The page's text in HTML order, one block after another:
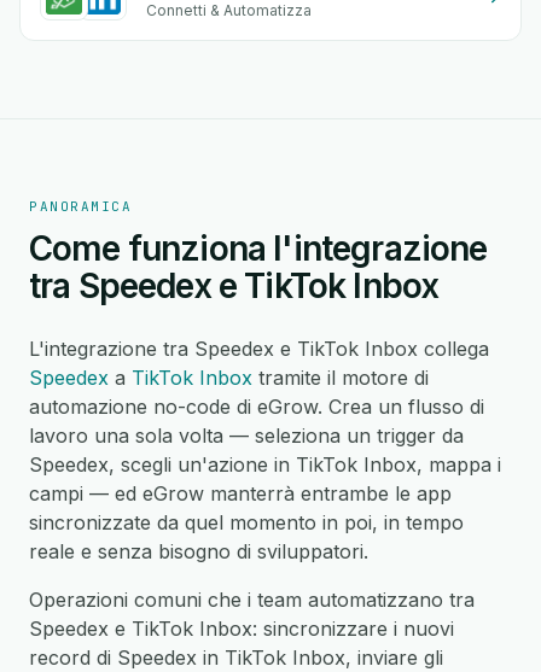
Connetti & Automatizza
PANORAMICA
Come funziona l'integrazione
tra Speedex e TikTok Inbox
L'integrazione tra Speedex e TikTok Inbox collega
Speedex a TikTok Inbox tramite il motore di
automazione no-code di eGrow. Crea un flusso di
lavoro una sola volta — seleziona un trigger da
Speedex, scegli un'azione in TikTok Inbox, mappa i
campi — ed eGrow manterrà entrambe le app
sincronizzate da quel momento in poi, in tempo
reale e senza bisogno di sviluppatori.
Operazioni comuni che i team automatizzano tra
Speedex e TikTok Inbox: sincronizzare i nuovi
record di Speedex in TikTok Inbox, inviare gli